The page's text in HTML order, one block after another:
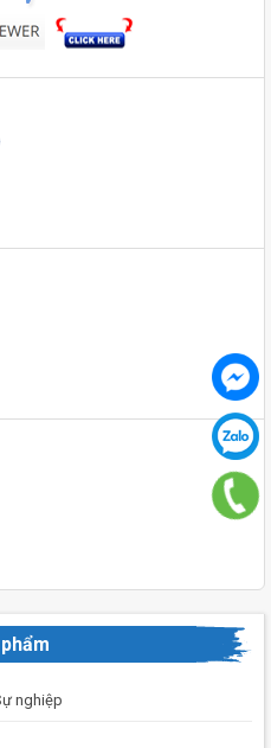
nghiệp